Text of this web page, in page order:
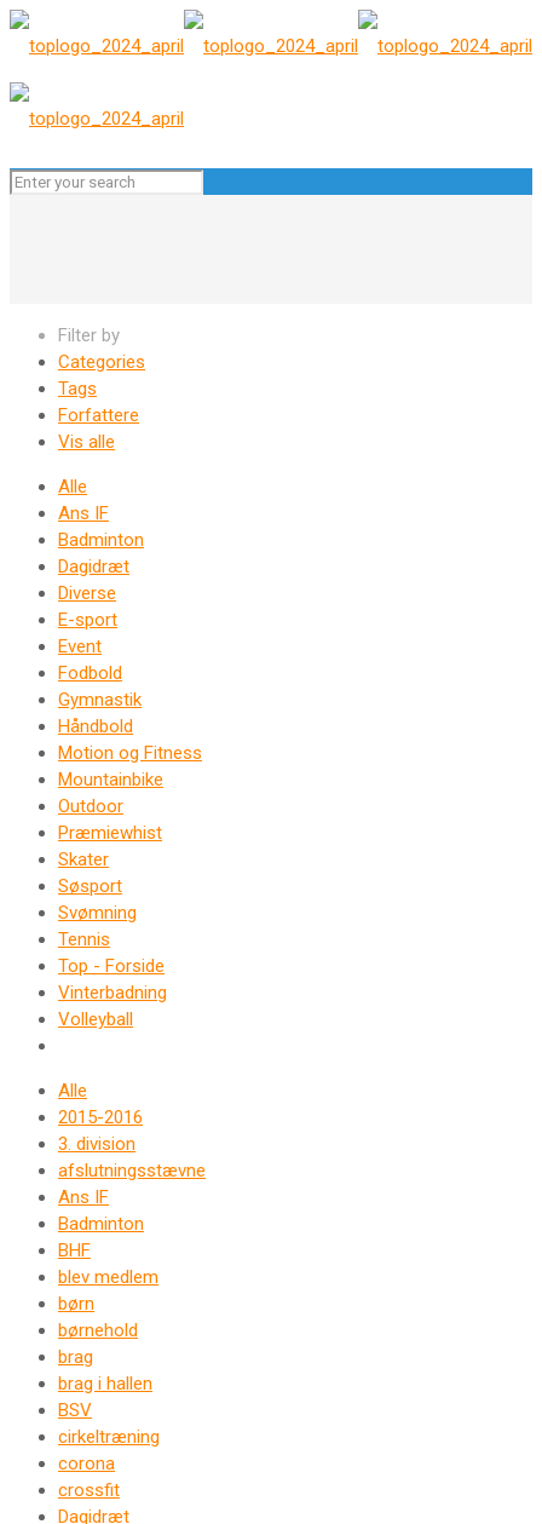
Filter by
Categories
Tags
Forfattere
Vis alle
Alle
Ans IF
Badminton
Dagidræt
Diverse
E-sport
Event
Fodbold
Gymnastik
Håndbold
Motion og Fitness
Mountainbike
Outdoor
Præmiewhist
Skater
Søsport
Svømning
Tennis
Top - Forside
Vinterbadning
Volleyball
Alle
2015-2016
3. division
afslutningsstævne
Ans IF
Badminton
BHF
blev medlem
børn
børnehold
brag
brag i hallen
BSV
cirkeltræning
corona
crossfit
Dagidræt